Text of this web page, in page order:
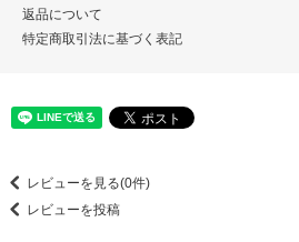
返品について
特定商取引法に基づく表記
レビューを見る(0件)
レビューを投稿